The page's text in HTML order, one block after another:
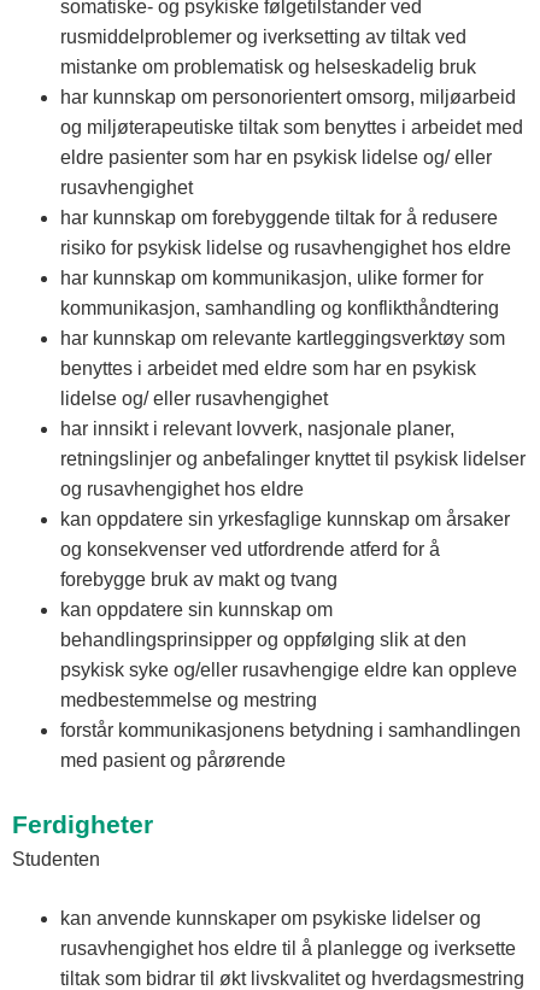
somatiske- og psykiske følgetilstander ved
rusmiddelproblemer og iverksetting av tiltak ved
mistanke om problematisk og helseskadelig bruk
har kunnskap om personorientert omsorg, miljøarbeid
og miljøterapeutiske tiltak som benyttes i arbeidet med
eldre pasienter som har en psykisk lidelse og/ eller
rusavhengighet
har kunnskap om forebyggende tiltak for å redusere
risiko for psykisk lidelse og rusavhengighet hos eldre
har kunnskap om kommunikasjon, ulike former for
kommunikasjon, samhandling og konflikthåndtering
har kunnskap om relevante kartleggingsverktøy som
benyttes i arbeidet med eldre som har en psykisk
lidelse og/ eller rusavhengighet
har innsikt i relevant lovverk, nasjonale planer,
retningslinjer og anbefalinger knyttet til psykisk lidelser
og rusavhengighet hos eldre
kan oppdatere sin yrkesfaglige kunnskap om årsaker
og konsekvenser ved utfordrende atferd for å
forebygge bruk av makt og tvang
kan oppdatere sin kunnskap om
behandlingsprinsipper og oppfølging slik at den
psykisk syke og/eller rusavhengige eldre kan oppleve
medbestemmelse og mestring
forstår kommunikasjonens betydning i samhandlingen
med pasient og pårørende
Ferdigheter
Studenten
kan anvende kunnskaper om psykiske lidelser og
rusavhengighet hos eldre til å planlegge og iverksette
tiltak som bidrar til økt livskvalitet og hverdagsmestring